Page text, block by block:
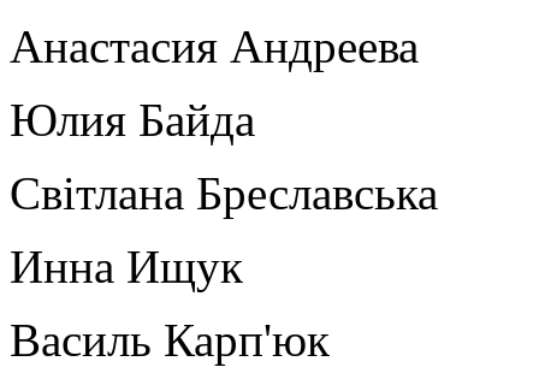
Анастасия Андреева
Юлия Байда
Світлана Бреславська
Инна Ищук
Василь Карп'юк